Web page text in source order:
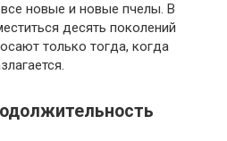
новые и новые пчелы. В
десять поколений
только тогда, когда